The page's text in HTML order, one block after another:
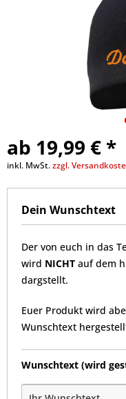
ab 19,99 € *
inkl. MwSt.zzgl.
Dein Wunschtext
Der von euch in das
wird NICHT auf dem
dargstellt.
Euer Produkt wird
Wunschtext
Wunschtext (wird